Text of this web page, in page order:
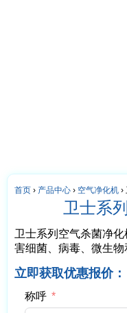
首页 › 产品中心 › 空气净化机 ›
卫士系
卫士系列空气杀菌净
害细菌、病毒、微生
立即获取优惠报价：
称呼